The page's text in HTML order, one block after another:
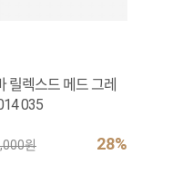
릴렉스드 메드 그레
035
28%
원